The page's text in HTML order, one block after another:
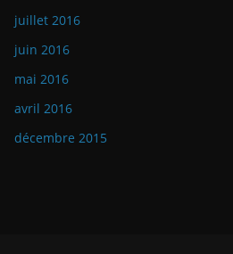
juillet 2016
juin 2016
mai 2016
avril 2016
décembre 2015